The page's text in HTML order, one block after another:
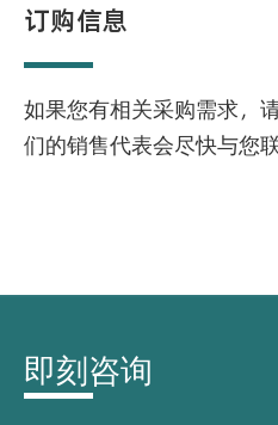
订购信息
如果您有相关采购需求
们的销售代表会尽快与您
即刻咨询